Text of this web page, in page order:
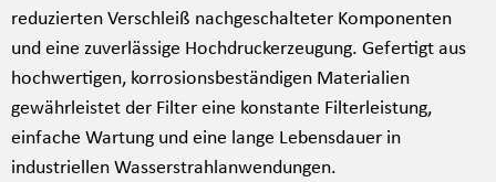
reduzierten Verschleiß nachgeschalteter Komponenten
und eine zuverlässige Hochdruckerzeugung. Gefertigt aus
hochwertigen, korrosionsbeständigen Materialien
gewährleistet der Filter eine konstante Filterleistung,
einfache Wartung und eine lange Lebensdauer in
industriellen Wasserstrahlanwendungen.